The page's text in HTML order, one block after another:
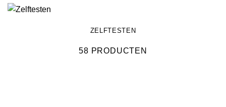
ZELFTESTEN
58 PRODUCTEN